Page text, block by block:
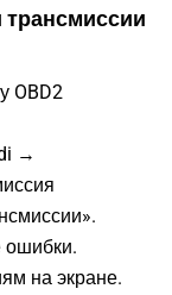
трансмиссии
OBD2
→
ошибки.
на экране.